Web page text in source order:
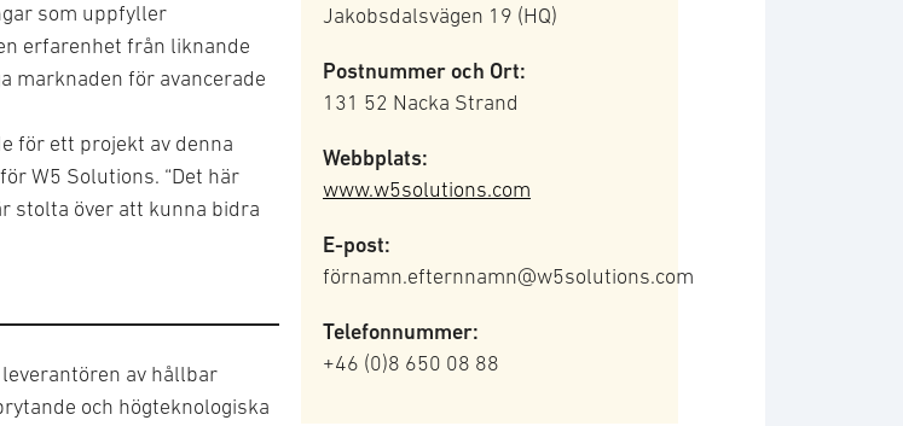
som uppfyller
erfarenhet från liknande
marknaden för avancerade
för ett projekt av denna
W5 Solutions. “Det här
stolta över att kunna bidra
av hållbar
och högteknologiska
Jakobsdalsvägen 19 (HQ)
Postnummer och Ort:
131 52 Nacka Strand
Webbplats:
www.w5solutions.com
E-post:
förnamn.efternnamn@w5solutions.com
Telefonnummer:
+46 (0)8 650 08 88